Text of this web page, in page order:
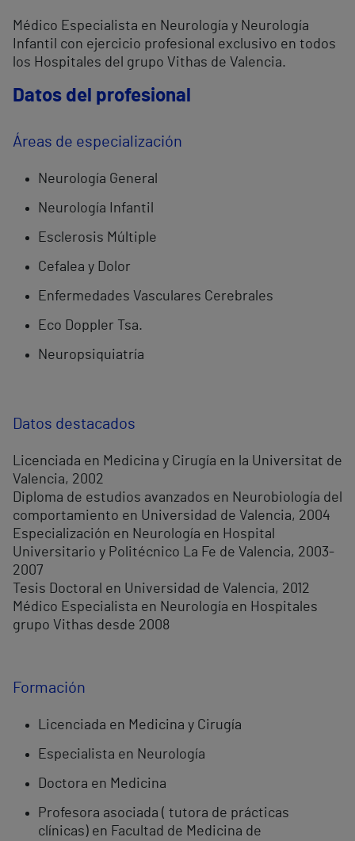
Médico Especialista en Neurología y Neurología
Infantil con ejercicio profesional exclusivo en todos
los Hospitales del grupo Vithas de Valencia.
Datos del profesional
Áreas de especialización
Neurología General
Neurología Infantil
Esclerosis Múltiple
Cefalea y Dolor
Enfermedades Vasculares Cerebrales
Eco Doppler Tsa.
Neuropsiquiatría
Datos destacados
Licenciada en Medicina y Cirugía en la Universitat de
Valencia, 2002
Diploma de estudios avanzados en Neurobiología del
comportamiento en Universidad de Valencia, 2004
Especialización en Neurología en Hospital
Universitario y Politécnico La Fe de Valencia, 2003-
2007
Tesis Doctoral en Universidad de Valencia, 2012
Médico Especialista en Neurología en Hospitales
grupo Vithas desde 2008
Formación
Licenciada en Medicina y Cirugía
Especialista en Neurología
Doctora en Medicina
Profesora asociada ( tutora de prácticas
clínicas) en Facultad de Medicina de